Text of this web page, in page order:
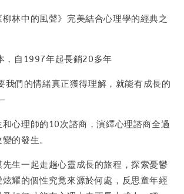
林中的風聲》完美結合心理學的經典之
，自1997年起長銷20多年
們的情緒真正獲得理解，就能有成長的
理師的10次諮商，演繹心理諮商全過
的發生。
一起走趟心靈成長的旅程，探索憂鬱
耀的個性究竟來源於何處，反思童年經